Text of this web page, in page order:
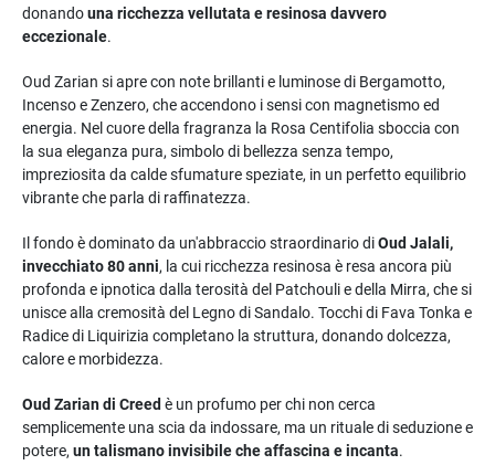
donandouna ricchezza vellutata e resinosa davvero
eccezionale.
Oud Zarian si apre con note brillanti e luminose di Bergamotto,
Incenso e Zenzero, che accendono i sensi con magnetismo ed
energia. Nel cuore della fragranza la Rosa Centifolia sboccia con
la sua eleganza pura, simbolo di bellezza senza tempo,
impreziosita da calde sfumature speziate, in un perfetto equilibrio
vibrante che parla di raffinatezza.
Il fondo è dominato da un'abbraccio straordinario diOud Jalali,
invecchiato 80 anni, la cui ricchezza resinosa è resa ancora più
profonda e ipnotica dalla terosità del Patchouli e della Mirra, che si
unisce alla cremosità del Legno di Sandalo. Tocchi di Fava Tonka e
Radice di Liquirizia completano la struttura, donando dolcezza,
calore e morbidezza.
Oud Zarian di Creedè un profumo per chi non cerca
semplicemente una scia da indossare, ma un rituale di seduzione e
potere, un talismano invisibile che affascina e incanta.